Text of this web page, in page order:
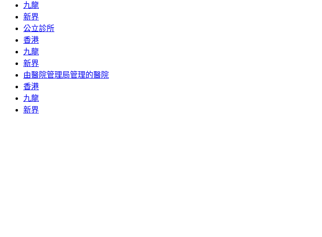
九龍
新界
公立診所
香港
九龍
新界
由醫院管理局管理的醫院
香港
九龍
新界